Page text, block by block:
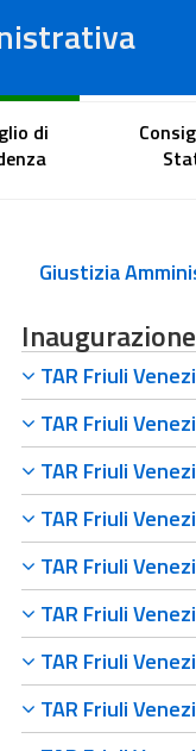
di
TAR Friuli
TAR Friuli
TAR Friuli
TAR Friuli
TAR Friuli
TAR Friuli
TAR Friuli
TAR Friuli